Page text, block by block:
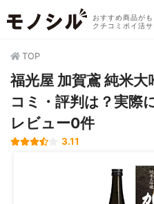
おすすめ商品がも
クチコミポイ活サ
TOP
福光屋 加賀鳶 純米
コミ・評判は？実際
レビュー0件
3.11